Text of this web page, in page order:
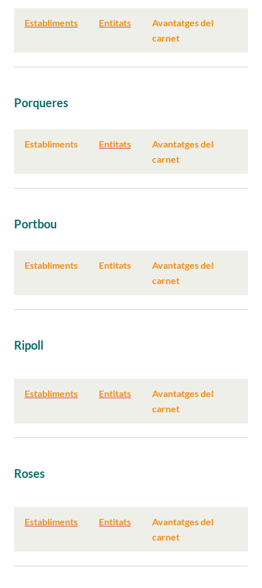
Establiments Entitats
Avantatges del
carnet
Porqueres
Establiments Entitats
Avantatges del
carnet
Portbou
Establiments Entitats
Avantatges del
carnet
Ripoll
Establiments Entitats
Avantatges del
carnet
Roses
Establiments Entitats
Avantatges del
carnet